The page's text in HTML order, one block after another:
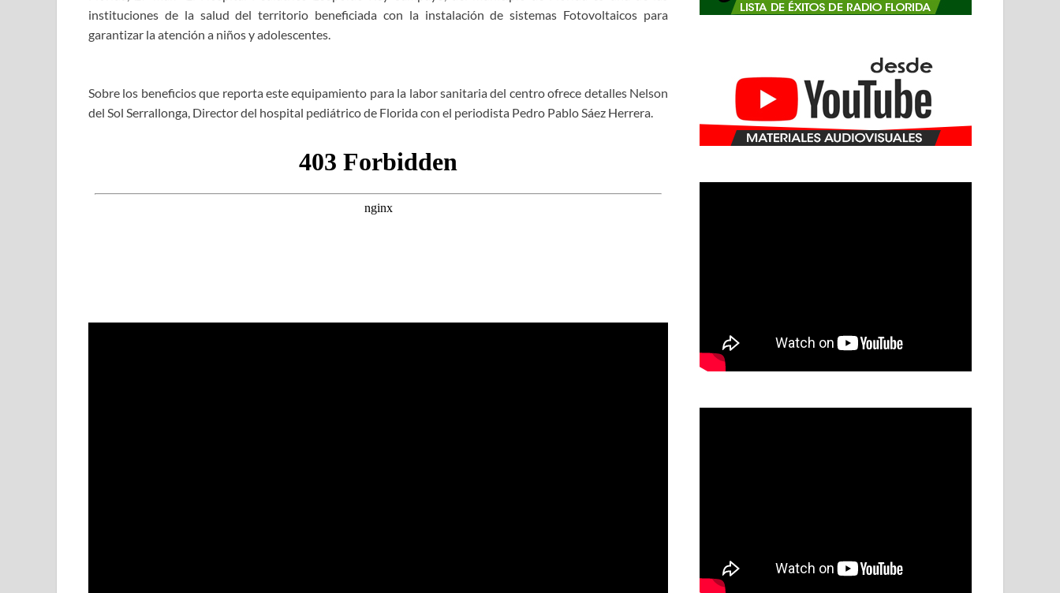
instituciones de la salud del territorio beneficiada con la instalación de sistemas Fotovoltaicos para
garantizar la atención a niños y adolescentes.
Sobre los beneficios que reporta este equipamiento para la labor sanitaria del centro ofrece detalles Nelson
del Sol Serrallonga, Director del hospital pediátrico de Florida con el periodista Pedro Pablo Sáez Herrera.